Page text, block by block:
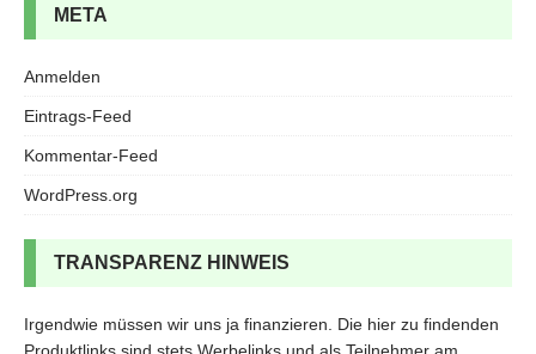
META
Anmelden
Eintrags-Feed
Kommentar-Feed
WordPress.org
TRANSPARENZ HINWEIS
Irgendwie müssen wir uns ja finanzieren. Die hier zu findenden
Produktlinks sind stets Werbelinks und als Teilnehmer am